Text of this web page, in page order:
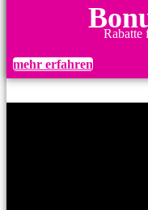
Rabatte
mehr erfahren